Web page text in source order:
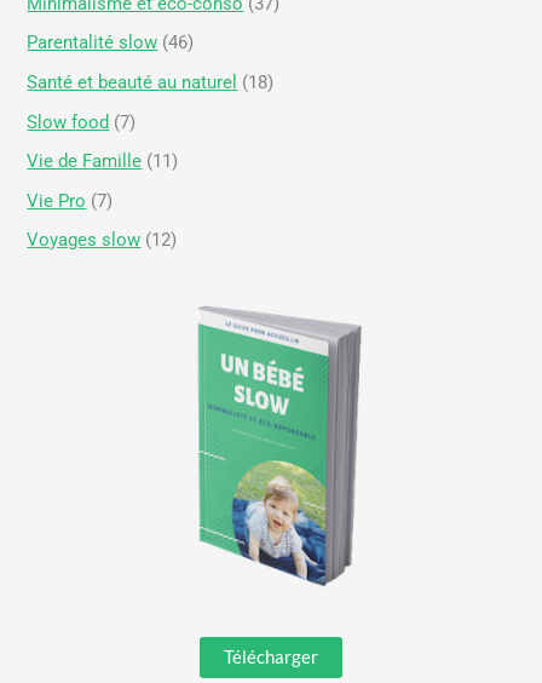
Parentalité slow (46)
Santé et beauté au naturel (18)
Slow food (7)
Vie de Famille (11)
Vie Pro (7)
Voyages slow (12)
Télécharger